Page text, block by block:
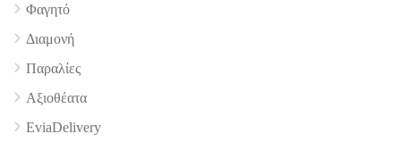
Φαγητό
Διαμονή
Παραλίες
Αξιοθέατα
EviaDelivery